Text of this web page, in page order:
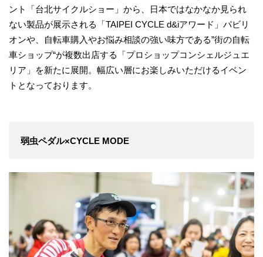
ント「台北サイクルショー」から、日本ではなかなか見られ
ない製品が展示される「TAIPEI CYCLE d&iアワード」パビリ
オンや、自転車購入やお悩み相談の強い味方である”街の自転
車ショップ“が複数出店する「プロショップコンシェルジュエ
リア」を新たに展開。幅広い層にお楽しみいただけるイベン
トとなっております。
弱虫ペダル×CYCLE MODE